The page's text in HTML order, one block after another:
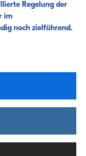
Regelung der
im
noch zielführend.